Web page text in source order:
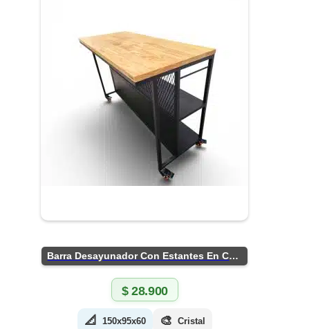
Barra Desayunador Con Estantes En Chapa
$28.900
📐 150x95x60 🎨 Cristal